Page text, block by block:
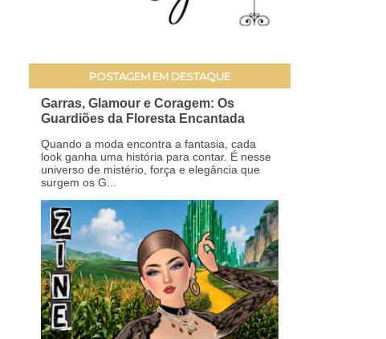
POSTAGEM EM DESTAQUE
Garras, Glamour e Coragem: Os
Guardiões da Floresta Encantada
Quando a moda encontra a fantasia, cada
look ganha uma história para contar. É nesse
universo de mistério, força e elegância que
surgem os G...